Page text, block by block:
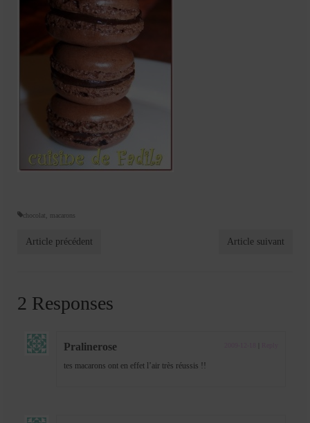
chocolat macarons
Article précédent Article suivant
2 Responses
Pralinerose
tes macarons ont en effet l’air très réussis !!